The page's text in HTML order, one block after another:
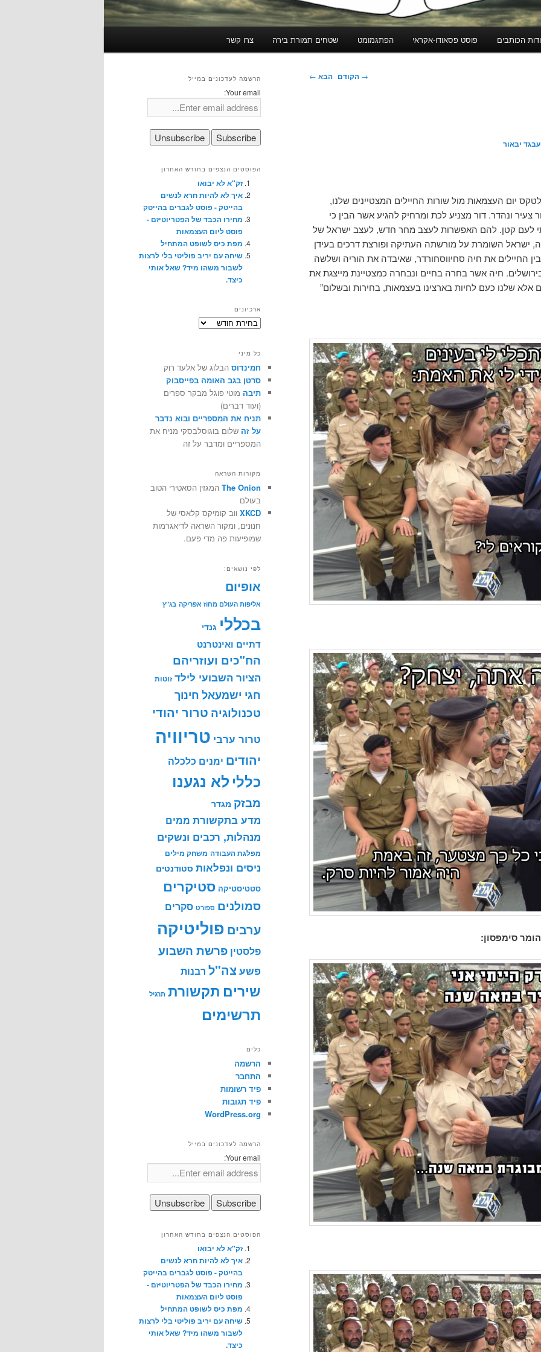
הכותבים פוסט פסאודו-אקראי הפתגמומט שטחים תמורת בירה צרו קשר
ניווט
→ הקודם הבא ←
עבגד יבאור
יום העצמאות מול שורות החיילים המצטיינים שלנו,
צעיר ונהדר. דור מצניע לכת ומרחיק להגיע אשר הבין כי
לעם קטן. להם האפשרות לעצב מחר חדש, לעצב ישראל של
ישראל השומרת על מורשתה העתיקה ופורצת דרכים בעידן
החיילים את חיה סחיווסחורדר, שאיבדה את הוריה ושלשה
חיה אשר בחרה בחיים ונבחרה כמצטיינת מייצגת את
שלנו כעם לחיות בארצינו בעצמאות, בחירות ובשלום”
הרשמה לעדכונים במייל
Your email:
הפוסטים הנצפים בחודש האחרון
זק"א לא יבואו
איך לא להיות חרא לנשים
בהייטק - פוסט לגברים בהייטק
מחירו הכבד של הפטריוטיזם -
פוסט ליום העצמאות
מפת כיס לשופט המתחיל
שיחה עם יריב פוליטי בלי לרצות
לשבור משהו מיד? שאל אותי
כיצד.
ארכיונים
ארכיונים
כל מיני
חמינדוס הבלוג של אלעד רוֶק
סרטן בגב האומה בפייסבוק
תיבה מוטי פוגל מבקר ספרים
(ועוד דברים)
תניח את המספריים ובוא נדבר
על זה שלום בוגוסלבסקי מניח את
המספריים ומדבר על זה
מקורות השראה
The Onion המגזין הסאטירי הטוב
בעולם
XKCD ווב קומיקס קלאסי של
חנונים, ומקור השראה לדיאגרמות
שמופיעות פה מדי פעם.
לפי נושאים:
אופיום
אליפות העולם מחוז אפריקה בג"ץ
בכללי גנדי
דתיים ואינטרנט
הח"כים ועוזריהם
הציור השבועי לילד זוטות
חגי ישמעאל חינוך
טכנולוגיה טרור יהודי
טרור ערבי טריוויה
יהודים ימנים כלכלה
כללי לא נגענו
מבזק מגדר
מדע בתקשורת ממים
מנהלות, רכבים ונשקים
מפלגת העבודה משחק מילים
ניסים ונפלאות סטודנטים
סטטיסטיקה סטיקרים
סמולנים ספורט סקרים
ערבים פוליטיקה
פלסטין פרשת השבוע
פשעצה"ל רבנות
שירים תקשורת תרגיל
תרשימים
כלים
הרשמה
התחבר
פיד רשומות
פיד תגובות
WordPress.org
הרשמה לעדכונים במייל
Your email:
הפוסטים הנצפים בחודש האחרון
זק"א לא יבואו
איך לא להיות חרא לנשים
בהייטק - פוסט לגברים בהייטק
מחירו הכבד של הפטריוטיזם -
פוסט ליום העצמאות
מפת כיס לשופט המתחיל
שיחה עם יריב פוליטי בלי לרצות
לשבור משהו מיד? שאל אותי
כיצד.